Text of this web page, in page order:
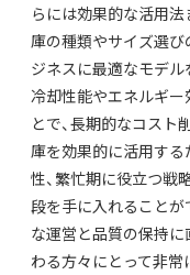
らには効果的な活用法
庫の種類やサイズ選び
ジネスに最適なモデル
冷却性能やエネルギー
とで、長期的なコスト
庫を効果的に活用す
性、繁忙期に役立つ戦
段を手に入れることが
な運営と品質の保持に
わる方々にとって非常